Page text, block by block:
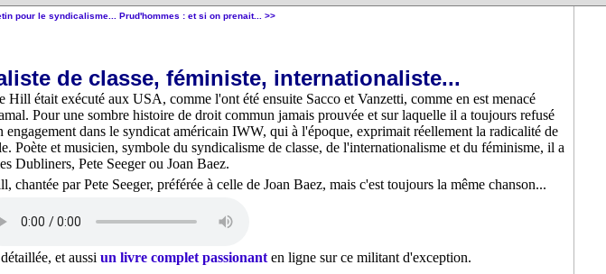
pour le syndicalisme... Prud'hommes : et si on prenait... >>
de classe, féministe, internationaliste...
Hill était exécuté aux USA, comme l'ont été ensuite Sacco et Vanzetti, comme en est menacé
Pour une sombre histoire de droit commun jamais prouvée et sur laquelle il a toujours refusé
dans le syndicat américain IWW, qui à l'époque, exprimait réellement la radicalité de
Poète et musicien, symbole du syndicalisme de classe, de l'internationalisme et du féminisme, il a
Dubliners, Pete Seeger ou Joan Baez.
chantée par Pete Seeger, préférée à celle de Joan Baez, mais c'est toujours la même chanson...
et aussi un livre complet passionanten ligne sur ce militant d'exception.